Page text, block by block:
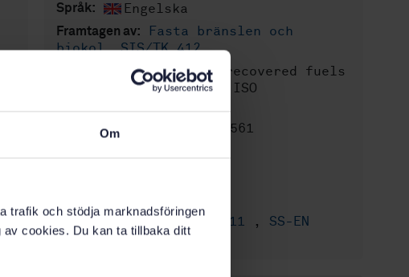
Om
trafik och stödja marknadsföringen
cookies. Du kan ta tillbaka ditt
Språk: Engelska
Framtagen av:
Fasta bränslen och
biokol, SIS/TK 412
Internationell titel:Solid recovered fuels
- Sample preparation (ISO
Artikelnummer: STD-80035561
Ersätter: SS-EN 15443:2011 , SS-EN
15413:2011